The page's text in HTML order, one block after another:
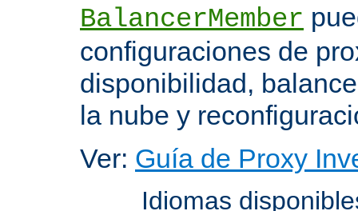
BalancerMember
configuraciones de
disponibilidad,
la nube y
Ver: Guía de Proxy
Idiomas